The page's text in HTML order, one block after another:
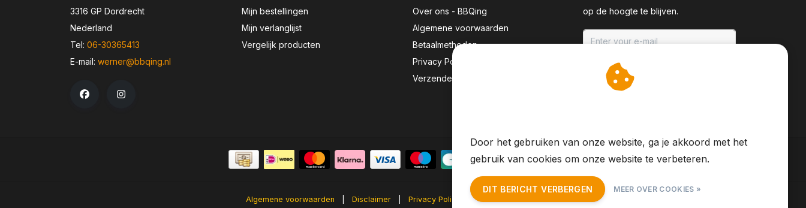
3316 GP Dordrecht
Nederland
Tel: 06-30365413
E-mail: werner@bbqing.nl
Mijn bestellingen
Mijn verlanglijst
Vergelijk producten
Over ons - BBQing
Algemene voorwaarden
Betaalmethoden
Privacy Policy
Verzenden & retourneren
op de hoogte te blijven.
ABONNEER
Algemene voorwaarden Disclaimer Privacy Policy Sitemap
Door het gebruiken van onze website, ga je akkoord met het
gebruik van cookies om onze website te verbeteren.
DIT BERICHT VERBERGEN MEER OVER COOKIES »